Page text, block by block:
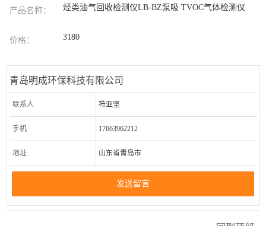
产品名称： 烃类油气回收检测仪LB-BZ泵吸 TVOC气体检测仪
价格： 3180
青岛明成环保科技有限公司
联系人 符亚坚
手机 17663962212
地址 山东省青岛市
发送留言